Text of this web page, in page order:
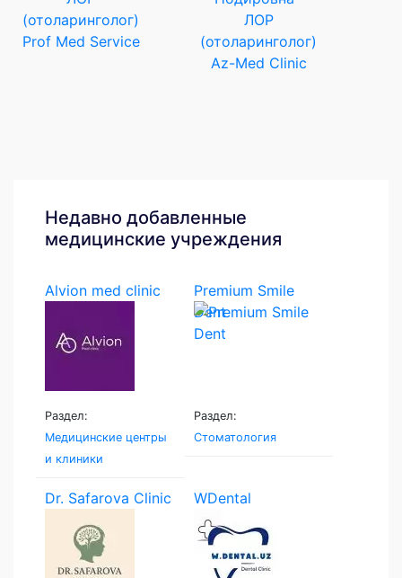
(отоларинголог)
Prof Med Service
ЛОР
(отоларинголог)
Az-Med Clinic
Недавно добавленные
медицинские учреждения
Alvion med clinic
Раздел:
Медицинские центры
и клиники
Premium Smile
Dent
Раздел:
Стоматология
Dr. Safarova Clinic WDental